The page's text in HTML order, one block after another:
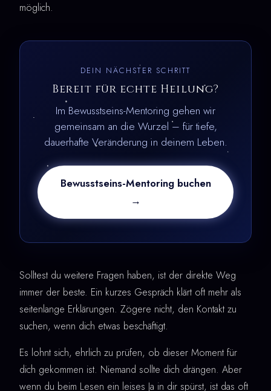
möglich.
DEIN NÄCHSTER SCHRITT
Bereit für echte Heilung?
Im Bewusstseins-Mentoring gehen wir
gemeinsam an die Wurzel – für tiefe,
dauerhafte Veränderung in deinem Leben.
Bewusstseins-Mentoring buchen
→
Solltest du weitere Fragen haben, ist der direkte Weg
immer der beste. Ein kurzes Gespräch klärt oft mehr als
seitenlange Erklärungen. Zögere nicht, den Kontakt zu
suchen, wenn dich etwas beschäftigt.
Es lohnt sich, ehrlich zu prüfen, ob dieser Moment für
dich gekommen ist. Niemand sollte dich drängen. Aber
wenn du beim Lesen ein leises Ja in dir spürst, ist das oft